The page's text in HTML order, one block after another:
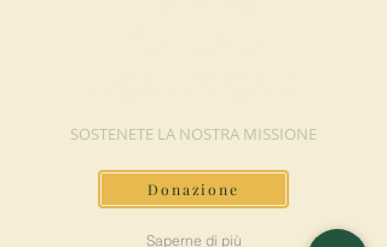
SOSTENETE LA NOSTRA MISSIONE
Donazione
Saperne di più